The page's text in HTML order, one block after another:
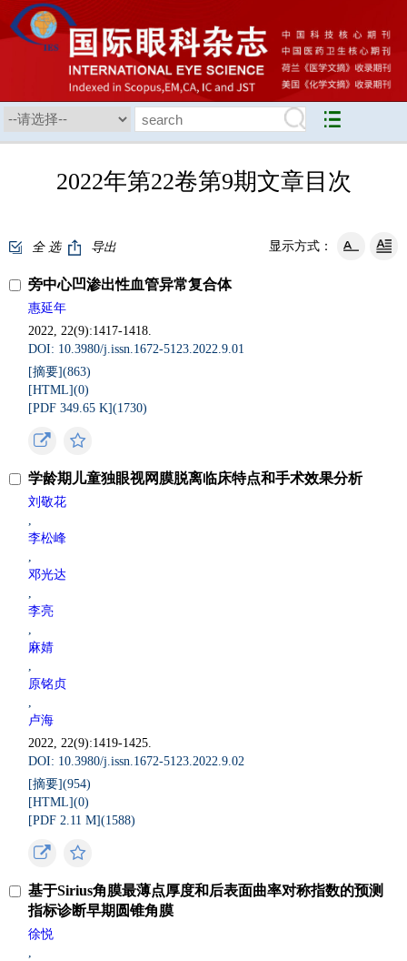
2022年第22卷第9期文章目次
全 选 导出 显示方式：
旁中心凹渗出性血管异常复合体
惠延年
2022, 22(9):1417-1418.
DOI: 10.3980/j.issn.1672-5123.2022.9.01
[摘要](863)
[HTML](0)
[PDF 349.65 K](1730)
学龄期儿童独眼视网膜脱离临床特点和手术效果分析
刘敬花
,
李松峰
,
邓光达
,
李亮
,
麻婧
,
原铭贞
,
卢海
2022, 22(9):1419-1425.
DOI: 10.3980/j.issn.1672-5123.2022.9.02
[摘要](954)
[HTML](0)
[PDF 2.11 M](1588)
基于Sirius角膜最薄点厚度和后表面曲率对称指数的预测
指标诊断早期圆锥角膜
徐悦
,